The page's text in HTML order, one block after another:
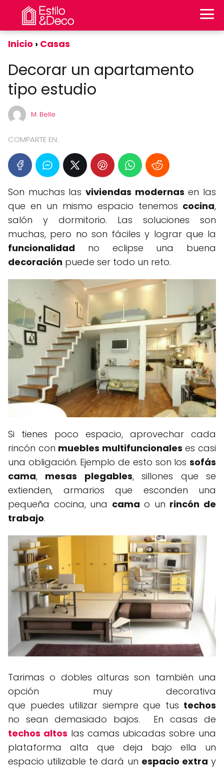
Inicio Casas
Decorar un apartamento
tipo estudio
M. Belle
COMPARTE EN:
Son muchas las viviendas modernas en las
que en un mismo espacio tenemos cocina,
salón y dormitorio. Las soluciones son
muchas, pero no son fáciles y lograr que la
funcionalidad no eclipse una buena
decoración puede ser todo un reto.
Si tienes poco espacio, aprovechar cada
rincón con muebles multifuncionales es casi
una obligación. Ejemplo de esto son los sofás
cama, mesas plegables, sillones que se
extienden, armarios que esconden una
pequeña cocina, una cama o un rincón de
trabajo.
Tarimas o dobles alturas son también una
opción muy decorativa
que puedes utilizar siempre que tus techos
no sean demasiado bajos. En casas de
techos altos las camas ubicadas sobre una
plataforma alta que deja bajo ella un
espacio utilizable te dará un espacio extra y